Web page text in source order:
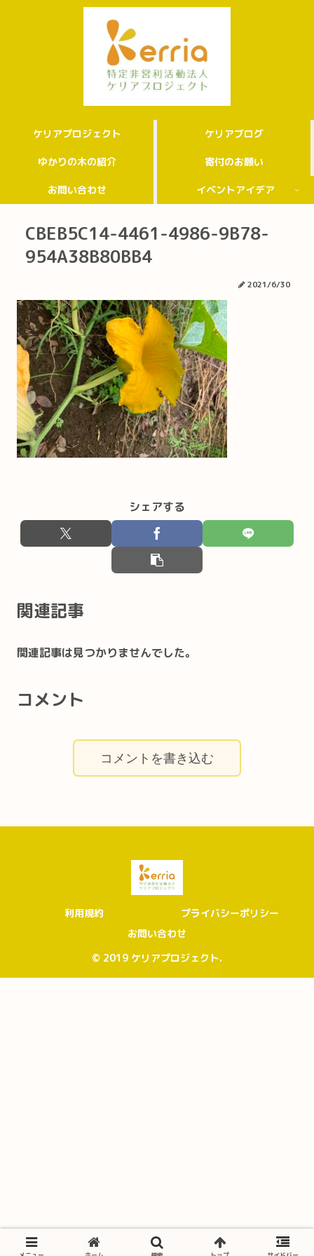
ケリアプロジェクト ケリアブログ
ゆかりの木の紹介 寄付のお願い
お問い合わせ イベントアイデア
CBEB5C14-4461-4986-9B78-
954A38B80BB4
2021/6/30
シェアする
関連記事
関連記事は見つかりませんでした。
コメント
コメントを書き込む
利用規約
プライバシーポリシー
お問い合わせ
© 2019 ケリアプロジェクト.